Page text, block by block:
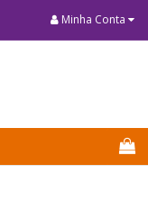
Minha Conta